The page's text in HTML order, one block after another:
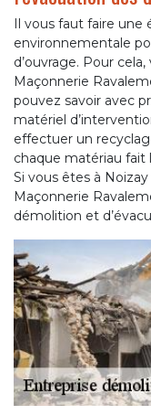
Il vous faut faire une
environnementale
d’ouvrage. Pour
Maçonnerie
pouvez savoir avec
matériel
effectuer un
chaque matériau fait
Si vous êtes à
Maçonnerie
démolition et